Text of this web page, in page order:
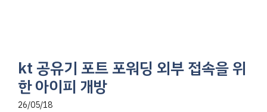
kt 공유기 포트 포워딩 외부 접속을 위
한 아이피 개방
26/05/18